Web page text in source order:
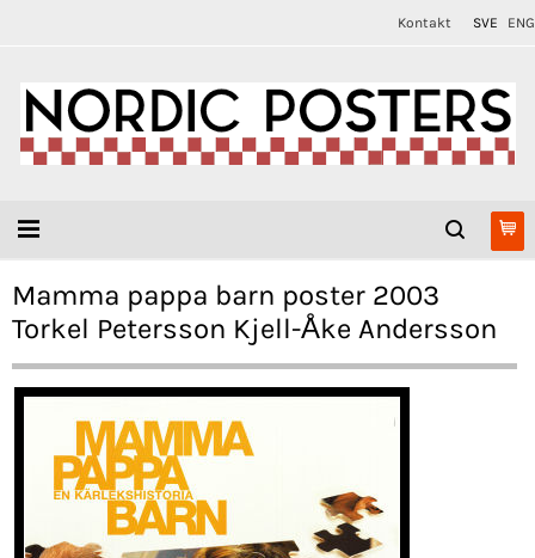
Kontakt SVE ENG
Mamma pappa barn poster 2003
Torkel Petersson Kjell-Åke Andersson